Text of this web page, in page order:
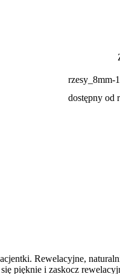
rzesy_8mm-
dostępny od
Rewelacyjne,
pięknie i zaskocz